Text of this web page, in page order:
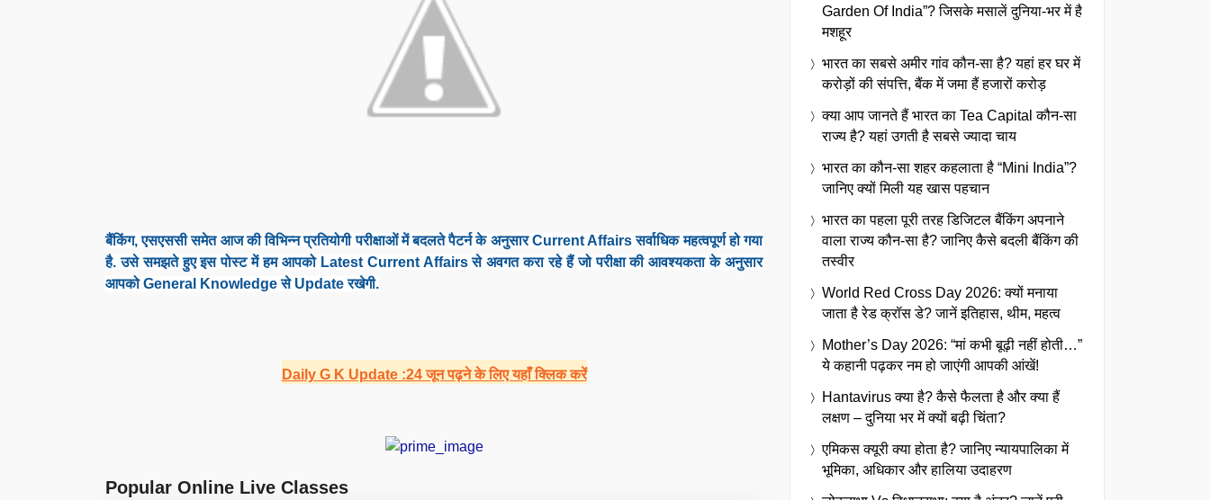
बैंकिंग, एसएससी समेत आज की विभिन्न प्रतियोगी परीक्षाओं में बदलते पैटर्न के अनुसार Current Affairs सर्वाधिक महत्वपूर्ण हो गया
है. उसे समझते हुए इस पोस्ट में हम आपको Latest Current Affairs से अवगत करा रहे हैं जो परीक्षा की आवश्यकता के अनुसार
आपको General Knowledge से Update रखेगी.
Daily G K Update :24 जून पढ़ने के लिए यहाँ क्लिक करें
Popular Online Live Classes
Garden Of India”? जिसके मसालें दुनिया-भर में है
मशहूर
भारत का सबसे अमीर गांव कौन-सा है? यहां हर घर में
करोड़ों की संपत्ति, बैंक में जमा हैं हजारों करोड़
क्या आप जानते हैं भारत का Tea Capital कौन-सा
राज्य है? यहां उगती है सबसे ज्यादा चाय
भारत का कौन-सा शहर कहलाता है “Mini India”?
जानिए क्यों मिली यह खास पहचान
भारत का पहला पूरी तरह डिजिटल बैंकिंग अपनाने
वाला राज्य कौन-सा है? जानिए कैसे बदली बैंकिंग की
तस्वीर
World Red Cross Day 2026: क्यों मनाया
जाता है रेड क्रॉस डे? जानें इतिहास, थीम, महत्व
Mother’s Day 2026: “मां कभी बूढ़ी नहीं होती…”
ये कहानी पढ़कर नम हो जाएंगी आपकी आंखें!
Hantavirus क्या है? कैसे फैलता है और क्या हैं
लक्षण – दुनिया भर में क्यों बढ़ी चिंता?
एमिकस क्यूरी क्या होता है? जानिए न्यायपालिका में
भूमिका, अधिकार और हालिया उदाहरण